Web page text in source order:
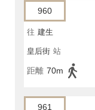
960
往 建生
皇后街 站
距離 70m
961